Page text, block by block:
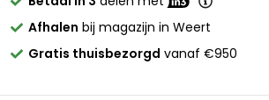
Afhalen bij magazijn in Weert
Gratis thuisbezorgd vanaf €950